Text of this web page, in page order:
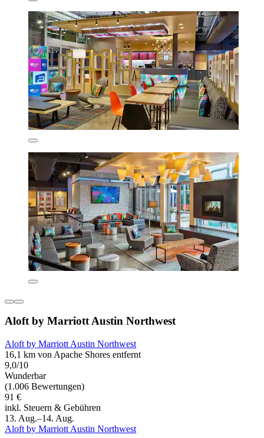
Aloft by Marriott Austin Northwest
Aloft by Marriott Austin Northwest
16,1 km von Apache Shores entfernt
9,0/10
Wunderbar
(1.006 Bewertungen)
91 €
inkl. Steuern & Gebühren
13. Aug.–14. Aug.
Aloft by Marriott Austin Northwest